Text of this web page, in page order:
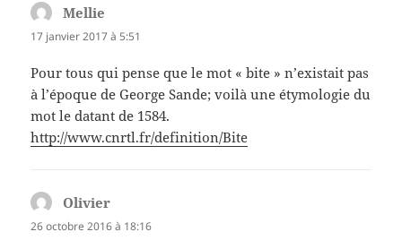
Mellie
17 janvier 2017 à 5:51
Pour tous qui pense que le mot « bite » n’existait pas
à l’époque de George Sande; voilà une étymologie du
mot le datant de 1584.
http://www.cnrtl.fr/definition/Bite
Olivier
26 octobre 2016 à 18:16